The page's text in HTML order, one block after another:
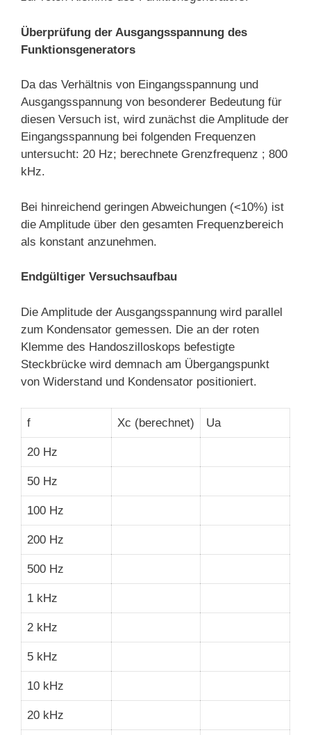
Überprüfung der Ausgangsspannung des
Funktionsgenerators
Da das Verhältnis von Eingangsspannung und
Ausgangsspannung von besonderer Bedeutung für
diesen Versuch ist, wird zunächst die Amplitude der
Eingangsspannung bei folgenden Frequenzen
untersucht: 20 Hz; berechnete Grenzfrequenz ; 800
kHz.
Bei hinreichend geringen Abweichungen (<10%) ist
die Amplitude über den gesamten Frequenzbereich
als konstant anzunehmen.
Endgültiger Versuchsaufbau
Die Amplitude der Ausgangsspannung wird parallel
zum Kondensator gemessen. Die an der roten
Klemme des Handoszilloskops befestigte
Steckbrücke wird demnach am Übergangspunkt
von Widerstand und Kondensator positioniert.
f Xc (berechnet) Ua
20 Hz
50 Hz
100 Hz
200 Hz
500 Hz
1 kHz
2 kHz
5 kHz
10 kHz
20 kHz